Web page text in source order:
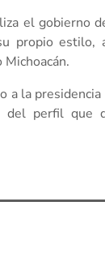
el gobierno
propio
a la
del perfil que